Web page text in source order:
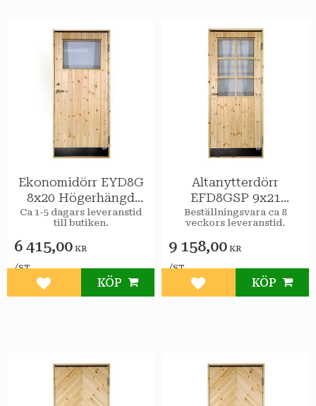
Ekonomidörr EYD8G
8x20 Högerhängd
STAR Varmförråd 2-
glas isolerruta
Ca 1-5 dagars leveranstid
till butiken.
6 415,00 KR
/ST
Lägg till i favoriter
KÖP
Altanytterdörr
EFD8GSP 9x21
Högerhängd STAR
Varmförråd Klarglas
spröjs
Beställningsvara ca 8
veckors leveranstid.
9 158,00 KR
/ST
Lägg till i favoriter
KÖP